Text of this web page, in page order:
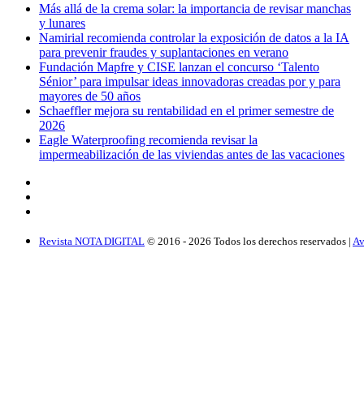
Más allá de la crema solar: la importancia de revisar manchas
y lunares
Namirial recomienda controlar la exposición de datos a la IA
para prevenir fraudes y suplantaciones en verano
Fundación Mapfre y CISE lanzan el concurso ‘Talento
Sénior’ para impulsar ideas innovadoras creadas por y para
mayores de 50 años
Schaeffler mejora su rentabilidad en el primer semestre de
2026
Eagle Waterproofing recomienda revisar la
impermeabilización de las viviendas antes de las vacaciones
Revista NOTA DIGITAL © 2016 - 2026 Todos los derechos reservados |